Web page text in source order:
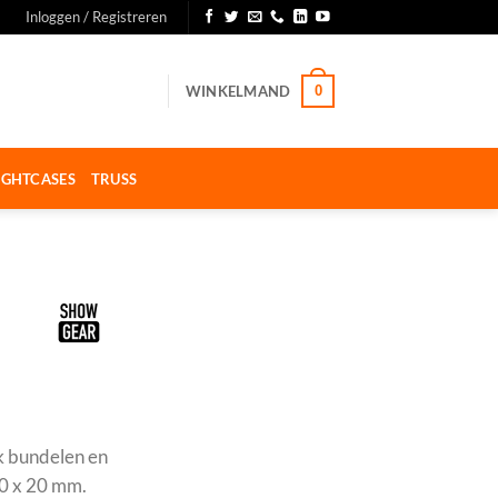
Inloggen / Registreren
WINKELMAND 0
TRUSS
en
x 20 mm.